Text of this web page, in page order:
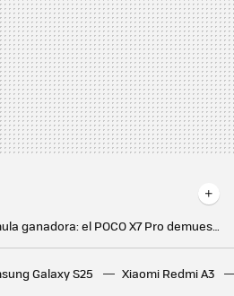
Xiaomi recupera su fórmula ganadora: el POCO X7 Pro demuestra que la potencia a precio de chollo sigue siendo posible
Así quedan los nuevos POCO X7 y POCO X7 Pro frente a la generación pasada. ¿Compro el nuevo o elijo un POCO X6?
Taiwán cambia de enfoque para priorizar sus fábricas de chips en EE.UU., pero olvidó un detalle: Japón ni olvida, ni perdona
Galaxy S25 Xiaomi Redmi A3